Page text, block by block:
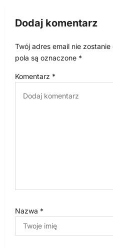
j
w
i
Dodaj komentarz
Twój adres email nie
pola są oznaczone *
Komentarz *
Nazwa *